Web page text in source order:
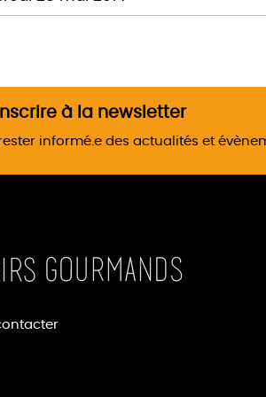
à la newsletter
informé.e des actualités et